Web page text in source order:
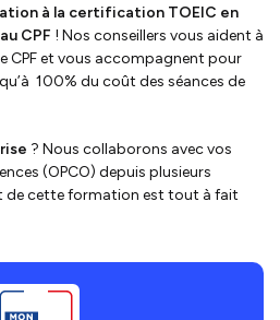
à la certification TOEIC en
CPF ! Nos conseillers vous aident à
CPF et vous accompagnent pour
100% du coût des séances de
? Nous collaborons avec vos
(OPCO) depuis plusieurs
de cette formation est tout à fait